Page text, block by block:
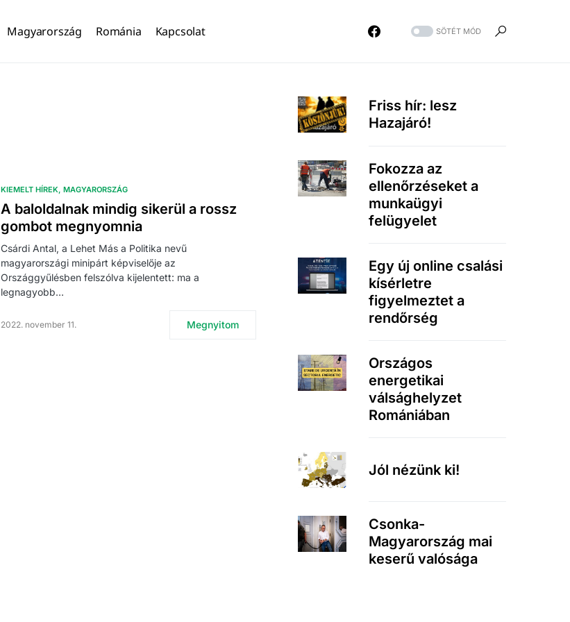
Magyarország Románia Kapcsolat SÖTÉT MÓD
KIEMELT HÍREK MAGYARORSZÁG
A baloldalnak mindig sikerül a rossz
gombot megnyomnia
Csárdi Antal, a Lehet Más a Politika nevű
magyarországi minipárt képviselője az
Országgyűlésben felszólva kijelentett: ma a
legnagyobb…
2022. november 11. Megnyitom
Friss hír: lesz
Hazajáró!
Fokozza az
ellenőrzéseket a
munkaügyi
felügyelet
Egy új online csalási
kísérletre
figyelmeztet a
rendőrség
Országos
energetikai
válsághelyzet
Romániában
Jól nézünk ki!
Csonka-
Magyarország mai
keserű valósága